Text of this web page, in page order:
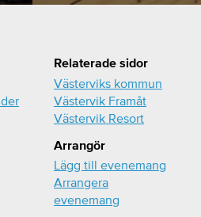
Relaterade sidor
Västerviks kommun
Västervik Framåt
Västervik Resort
Arrangör
Lägg till evenemang
Arrangera
evenemang